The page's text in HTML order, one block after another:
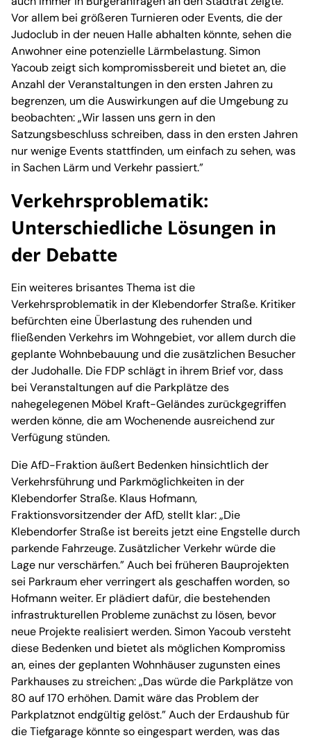
Vor allem bei größeren Turnieren oder Events, die der
Judoclub in der neuen Halle abhalten könnte, sehen die
Anwohner eine potenzielle Lärmbelastung. Simon
Yacoub zeigt sich kompromissbereit und bietet an, die
Anzahl der Veranstaltungen in den ersten Jahren zu
begrenzen, um die Auswirkungen auf die Umgebung zu
beobachten: „Wir lassen uns gern in den
Satzungsbeschluss schreiben, dass in den ersten Jahren
nur wenige Events stattfinden, um einfach zu sehen, was
in Sachen Lärm und Verkehr passiert.”
Verkehrsproblematik:
Unterschiedliche Lösungen in
der Debatte
Ein weiteres brisantes Thema ist die
Verkehrsproblematik in der Klebendorfer Straße. Kritiker
befürchten eine Überlastung des ruhenden und
fließenden Verkehrs im Wohngebiet, vor allem durch die
geplante Wohnbebauung und die zusätzlichen Besucher
der Judohalle. Die FDP schlägt in ihrem Brief vor, dass
bei Veranstaltungen auf die Parkplätze des
nahegelegenen Möbel Kraft-Geländes zurückgegriffen
werden könne, die am Wochenende ausreichend zur
Verfügung stünden.
Die AfD-Fraktion äußert Bedenken hinsichtlich der
Verkehrsführung und Parkmöglichkeiten in der
Klebendorfer Straße. Klaus Hofmann,
Fraktionsvorsitzender der AfD, stellt klar: „Die
Klebendorfer Straße ist bereits jetzt eine Engstelle durch
parkende Fahrzeuge. Zusätzlicher Verkehr würde die
Lage nur verschärfen.” Auch bei früheren Bauprojekten
sei Parkraum eher verringert als geschaffen worden, so
Hofmann weiter. Er plädiert dafür, die bestehenden
infrastrukturellen Probleme zunächst zu lösen, bevor
neue Projekte realisiert werden. Simon Yacoub versteht
diese Bedenken und bietet als möglichen Kompromiss
an, eines der geplanten Wohnhäuser zugunsten eines
Parkhauses zu streichen: „Das würde die Parkplätze von
80 auf 170 erhöhen. Damit wäre das Problem der
Parkplatznot endgültig gelöst.” Auch der Erdaushub für
die Tiefgarage könnte so eingespart werden, was das